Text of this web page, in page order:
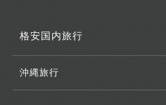
格安国内旅行
沖縄旅行